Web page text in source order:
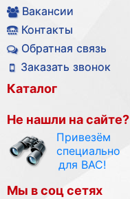
Вакансии
Контакты
Обратная связь
Заказать звонок
Каталог
Не нашли на сайте?
Привезём
специально
для ВАС!
Мы в соц сетях